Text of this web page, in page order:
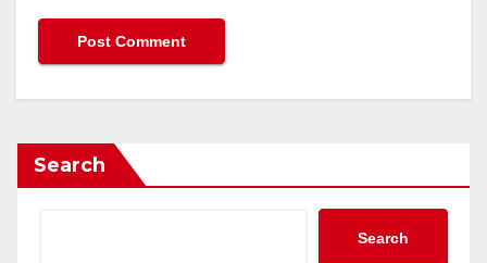
Search
Search